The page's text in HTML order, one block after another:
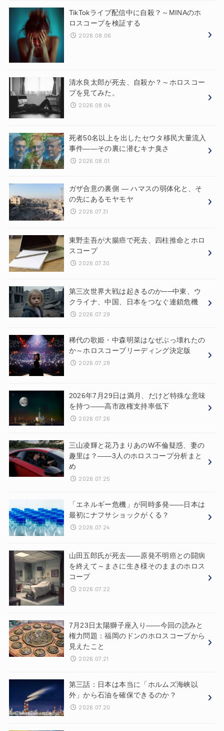
TikTokライブ配信中に自殺？～MINAのホ
ロスコープを検証する
2026.08.06
清水良太郎が死去、自殺か？～ホロスコー
プを見てみた。
2026.08.04
死者50名以上を出したセウタ移民大量流入
事件——その裏に潜むキナ臭さ
2026.08.01
ガザ合意の裏側 ― ハマスの弱体化と、そ
の先にあるモヤモヤ
2026.07.31
東野圭吾が大腸癌で死去、四柱推命とホロ
スコープ
2026.07.30
第三次世界大戦は起きるのか──中東、ウ
クライナ、中国、日本をつなぐ連鎖危機
2026.07.29
稀代の歌姫・中森明菜はなぜぶっ壊れたの
か～ホロスコープリーディング決定版
2026.07.28
2026年7月29日は満月、だけど特殊な意味
を持つ——高市政権支持率低下
2026.07.26
三山凌輝と花乃まりあのW不倫疑惑、妻の
趣里は？——3人のホロスコープ分析まと
め
2026.07.25
「エネルギー危機」が同時多発——日本は
最初にナフサショックがくる？
2026.07.24
山田五郎氏が死去——原発不明癌との闘病
を終えて～まさに生き様そのままのホロス
コープ
2026.07.22
7月23日太陽獅子座入り——今回の読みと
権力問題：福岡のドンのホロスコープから
見えたこと
2026.07.21
第三話：日本は本当に「ホルムズ海峡以
外」から石油を確保できるのか？
2026.07.20